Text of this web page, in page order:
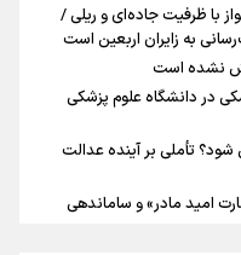
با ظرفیت جاده‌ای و ریلی /
به زایران اربعین است
نشده است
در دانشگاه علوم پزشکی
تأملی بر آینده عدالت
امید مادر» و ساماندهی